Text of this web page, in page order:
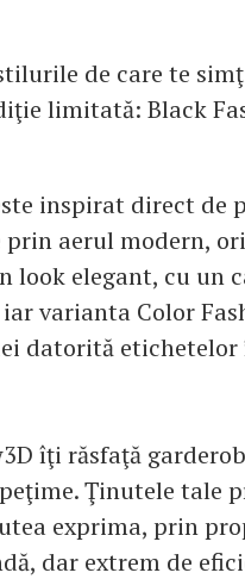
de care te
limitată: Black
inspirat direct de
aerul modern,
look elegant, cu un
varianta Color
datorită etichetelor
îţi răsfaţă
Ţinutele tale
exprima, prin
dar extrem de